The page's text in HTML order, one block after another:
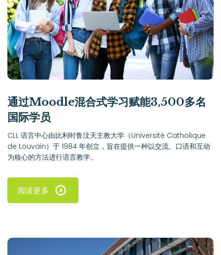
通过Moodle混合式学习赋能3,500多名
国际学员
CLL 语言中心由比利时鲁汶天主教大学（Université Catholique
de Louvain）于 1984 年创立，旨在提供一种以交流、口语和互动
为核心的方法进行语言教学。
阅读更多